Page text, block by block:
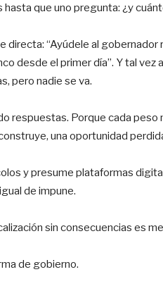
que uno pregunta: ¿y
directa: “Ayúdele al gobernador
desde el primer día”. Y tal vez
pero nadie se va.
respuestas. Porque cada peso
una oportunidad
y presume plataformas
de impune.
sin consecuencias es
de gobierno.